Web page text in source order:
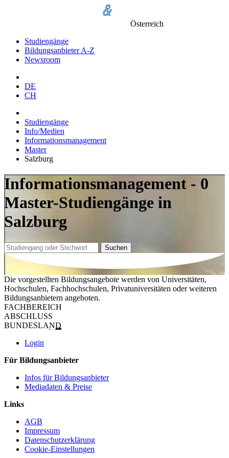
Österreich
Studiengänge
Bildungsanbieter A-Z
Newsroom
DE
CH
Studiengänge
Info/Medien
Informationsmanagement
Master
Salzburg
Informationsmanagement - 0
Master-Studiengänge in
Salzburg
Suchen
Die vorgestellten Bildungsangebote werden von Universitäten,
Hochschulen, Fachhochschulen, Privatuniversitäten oder weiteren
Bildungsanbietern angeboten.
FACHBEREICH
ABSCHLUSS
BUNDESLAND
Login
Für Bildungsanbieter
Infos für Bildungsanbieter
Mediadaten & Preise
Links
AGB
Impressum
Datenschutzerklärung
Cookie-Einstellungen